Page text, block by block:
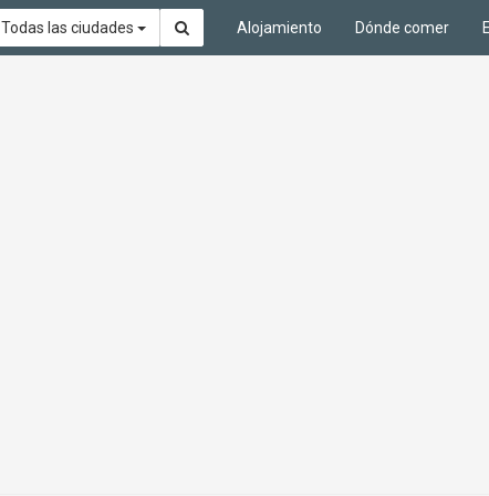
Todas las ciudades Alojamiento Dónde comer